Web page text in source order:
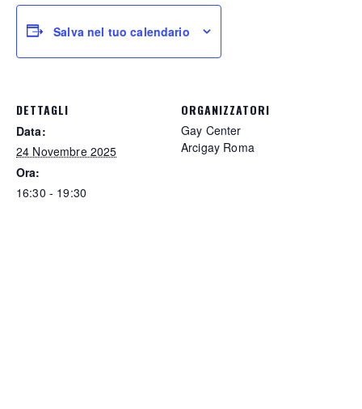
Salva nel tuo calendario
DETTAGLI
Data:
24 Novembre 2025
Ora:
16:30 - 19:30
ORGANIZZATORI
Gay Center
Arcigay Roma